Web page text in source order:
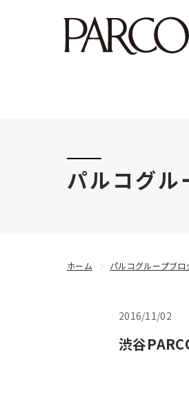
このたびの令和8年熊本
パルコグル
2016/11/02
渋谷
ホーム パルコグループブロ